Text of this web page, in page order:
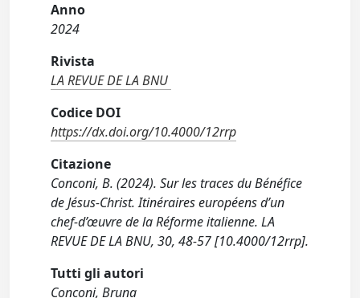
Anno
2024
Rivista
LA REVUE DE LA BNU
Codice DOI
https://dx.doi.org/10.4000/12rrp
Citazione
Conconi, B. (2024). Sur les traces du Bénéfice
de Jésus-Christ. Itinéraires européens d’un
chef-d’œuvre de la Réforme italienne. LA
REVUE DE LA BNU, 30, 48-57 [10.4000/12rrp].
Tutti gli autori
Conconi, Bruna